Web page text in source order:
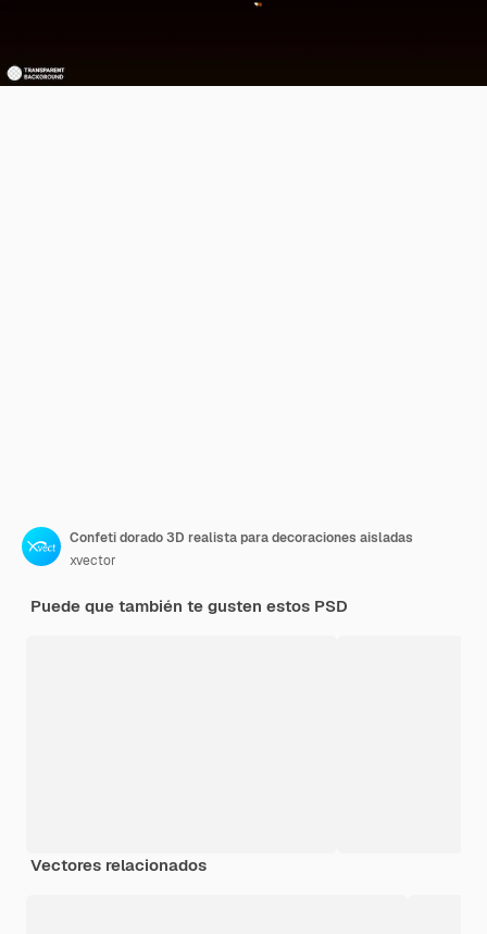
Confeti dorado 3D realista para decoraciones aisladas
xvector
Puede que también te gusten estos PSD
Vectores relacionados